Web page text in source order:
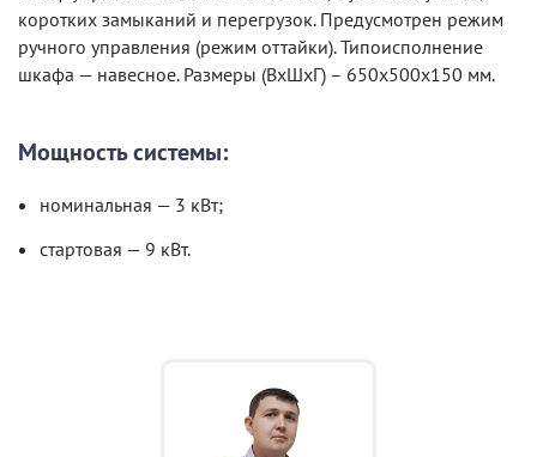
коротких замыканий и перегрузок. Предусмотрен режим
ручного управления (режим оттайки). Типоисполнение
шкафа — навесное. Размеры (ВхШхГ) – 650х500х150 мм.
Мощность системы:
номинальная — 3 кВт;
стартовая — 9 кВт.